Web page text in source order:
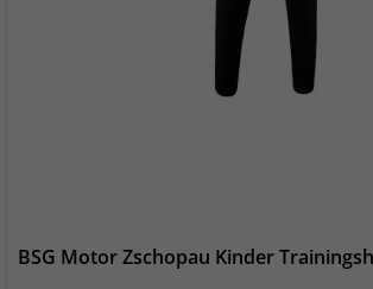
BSG Motor Zschopau Kinder